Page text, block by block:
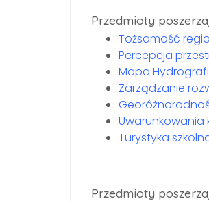
Przedmioty
Tożsamość
Percepcja
Mapa
Zarządzanie
Uwarunkowania
Turystyka
Przedmioty